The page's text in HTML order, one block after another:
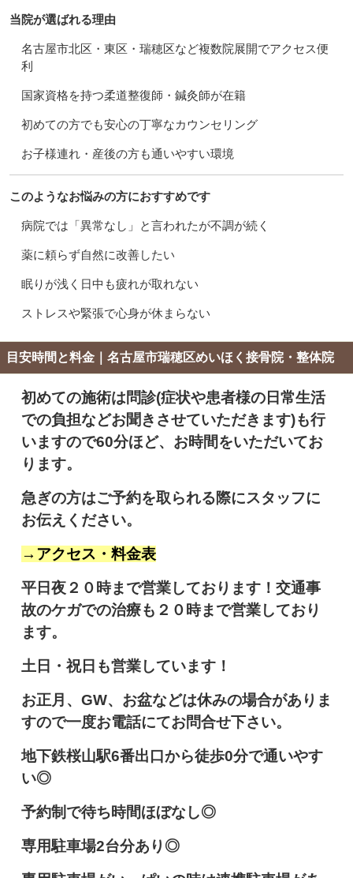
当院が選ばれる理由
名古屋市北区・東区・瑞穂区など複数院展開でアクセス便
利
国家資格を持つ柔道整復師・鍼灸師が在籍
初めての方でも安心の丁寧なカウンセリング
お子様連れ・産後の方も通いやすい環境
このようなお悩みの方におすすめです
病院では「異常なし」と言われたが不調が続く
薬に頼らず自然に改善したい
眠りが浅く日中も疲れが取れない
ストレスや緊張で心身が休まらない
目安時間と料金｜名古屋市瑞穂区めいほく接骨院・整体院
初めての施術は問診(症状や患者様の日常生活
での負担などお聞きさせていただきます)も行
いますので60分ほど、お時間をいただいてお
ります。
急ぎの方はご予約を取られる際にスタッフに
お伝えください。
→アクセス・料金表
平日夜２０時まで営業しております！交通事
故のケガでの治療も２０時まで営業しており
ます。
土日・祝日も営業しています！
お正月、GW、お盆などは休みの場合がありま
すので一度お電話にてお問合せ下さい。
地下鉄桜山駅6番出口から徒歩0分で通いやす
い◎
予約制で待ち時間ほぼなし◎
専用駐車場2台分あり◎